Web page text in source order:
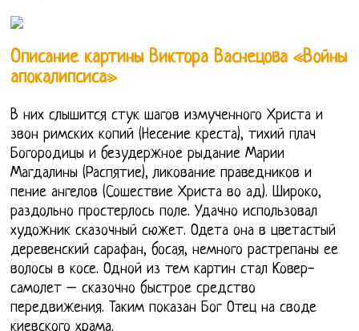
Описание картины Виктора Васнецова «Войны
апокалипсиса»
В них слышится стук шагов измученного Христа и
звон римских копий (Несение креста), тихий плач
Богородицы и безудержное рыдание Марии
Магдалины (Распятие), ликование праведников и
пение ангелов (Сошествие Христа во ад). Широко,
раздольно простерлось поле. Удачно использовал
художник сказочный сюжет. Одета она в цветастый
деревенский сарафан, босая, немного растрепаны ее
волосы в косе. Одной из тем картин стал Ковер-
самолет – сказочно быстрое средство
передвижения. Таким показан Бог Отец на своде
киевского храма.